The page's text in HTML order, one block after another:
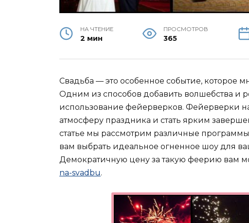
НА ЧТЕНИЕ
2 мин
ПРОСМОТРОВ
365
Свадьба — это особенное событие, которое
Одним из способов добавить волшебства и
использование фейерверков. Фейерверки
атмосферу праздника и стать ярким
статье мы рассмотрим различные
вам выбрать идеальное огненное шоу для
Демократичную цену за такую феерию вам
na-svadbu.